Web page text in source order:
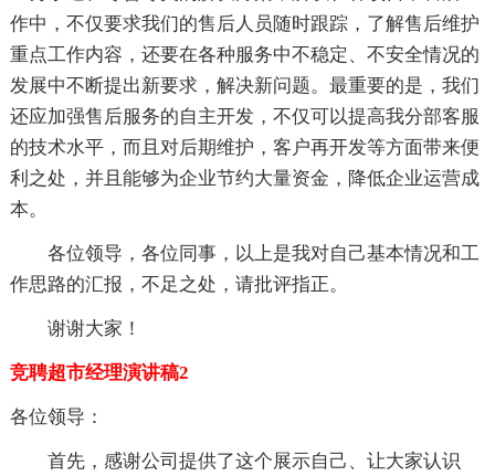
作中，不仅要求我们的售后人员随时跟踪，了解售后维护
重点工作内容，还要在各种服务中不稳定、不安全情况的
发展中不断提出新要求，解决新问题。最重要的是，我们
还应加强售后服务的自主开发，不仅可以提高我分部客服
的技术水平，而且对后期维护，客户再开发等方面带来便
利之处，并且能够为企业节约大量资金，降低企业运营成
本。
各位领导，各位同事，以上是我对自己基本情况和工
作思路的汇报，不足之处，请批评指正。
谢谢大家！
竞聘超市经理演讲稿2
各位领导：
首先，感谢公司提供了这个展示自己、让大家认识